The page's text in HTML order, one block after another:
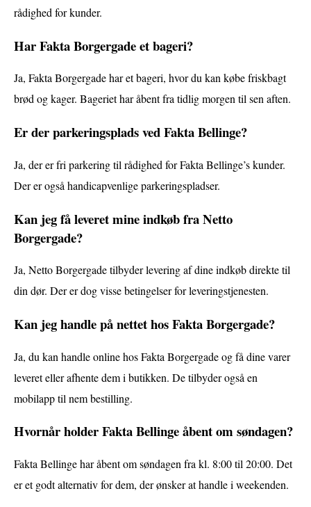
rådighed for kunder.
Har Fakta Borgergade et bageri?
Ja, Fakta Borgergade har et bageri, hvor du kan købe friskbagt
brød og kager. Bageriet har åbent fra tidlig morgen til sen aften.
Er der parkeringsplads ved Fakta Bellinge?
Ja, der er fri parkering til rådighed for Fakta Bellinge’s kunder.
Der er også handicapvenlige parkeringspladser.
Kan jeg få leveret mine indkøb fra Netto
Borgergade?
Ja, Netto Borgergade tilbyder levering af dine indkøb direkte til
din dør. Der er dog visse betingelser for leveringstjenesten.
Kan jeg handle på nettet hos Fakta Borgergade?
Ja, du kan handle online hos Fakta Borgergade og få dine varer
leveret eller afhente dem i butikken. De tilbyder også en
mobilapp til nem bestilling.
Hvornår holder Fakta Bellinge åbent om søndagen?
Fakta Bellinge har åbent om søndagen fra kl. 8:00 til 20:00. Det
er et godt alternativ for dem, der ønsker at handle i weekenden.